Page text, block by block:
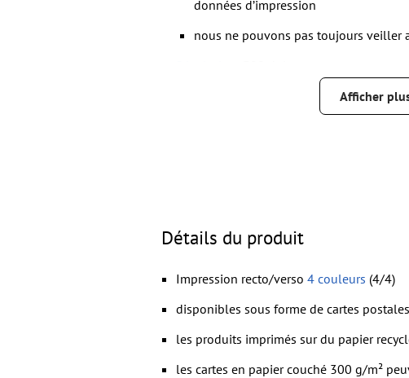
données d’impression
nous ne pouvons pas toujours veiller
, placer les
distance de min. 4 mm du format final
Nous ne vérifions pas les
Nous ne vérifions pas lesréglages de
Lescommentairessont supprimés et ne
Le contenu deschamps de formulaire
Afficher
Détails du produit
Impression recto/verso 4 couleurs (4/4)
disponibles sous forme de cartes
les produits imprimés sur du papier
les cartes en papier couché 300 g/m²